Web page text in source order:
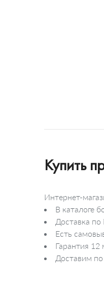
Купить
Интернет-
В каталоге
Доставка
Есть
Гарантия 12
Доставим по